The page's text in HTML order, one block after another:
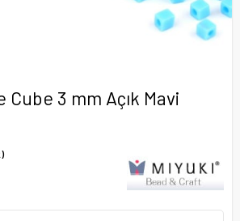
Cube 3 mm Açık Mavi